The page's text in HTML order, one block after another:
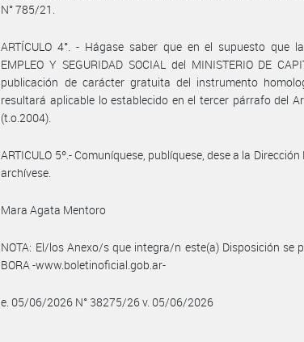
N° 785/21.
ARTÍCULO 4°. - Hágase saber que en el supuesto que la
EMPLEO Y SEGURIDAD SOCIAL del MINISTERIO DE
publicación de carácter gratuita del instrumento
resultará aplicable lo establecido en el tercer párrafo del
(t.o.2004).
ARTICULO 5º.- Comuníquese, publíquese, dese a la
archívese.
Mara Agata Mentoro
NOTA: El/los Anexo/s que integra/n este(a) Disposición se
BORA -www.boletinoficial.gob.ar-
e. 05/06/2026 N° 38275/26 v. 05/06/2026